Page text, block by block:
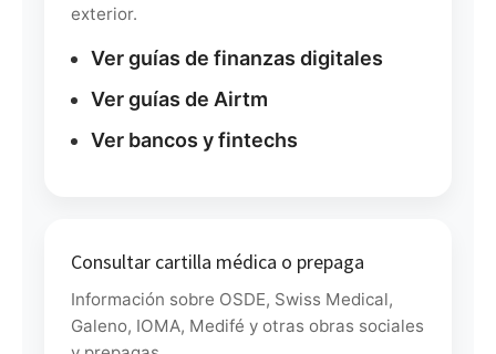
exterior.
Ver guías de finanzas digitales
Ver guías de Airtm
Ver bancos y fintechs
Consultar cartilla médica o prepaga
Información sobre OSDE, Swiss Medical,
Galeno, IOMA, Medifé y otras obras sociales